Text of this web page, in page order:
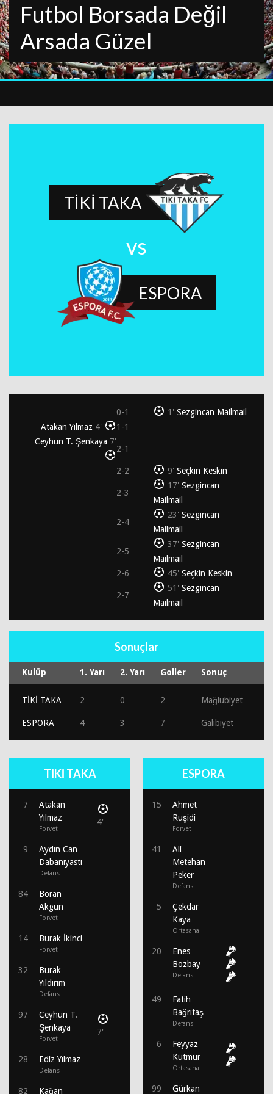
Futbol Borsada Değil
Arsada Güzel
TİKİ TAKA
vs
ESPORA
0-1 1' Sezgincan Mailmail
Atakan Yılmaz 4'
1-1
Ceyhun T. Şenkaya 7'
2-1
2-2 9' Seçkin Keskin
2-3
17' Sezgincan
Mailmail
2-4
23' Sezgincan
Mailmail
2-5
37' Sezgincan
Mailmail
2-6
45' Seçkin Keskin
2-7
51' Sezgincan
Mailmail
Sonuçlar
Kulüp 1. Yarı 2. Yarı Goller Sonuç
TİKİ TAKA 2 0 2 Mağlubiyet
ESPORA 4 3 7 Galibiyet
TİKİ TAKA
7
Atakan
Yılmaz
Forvet
4'
9
Aydın Can
Dabanıyastı
Defans
84
Boran
Akgün
Forvet
14 Burak İkinci
Forvet
32
Burak
Yıldırım
Defans
97
Ceyhun T.
Şenkaya
Forvet
7'
28 Ediz Yılmaz
Defans
82 Kağan
ESPORA
15
Ahmet
Ruşidi
Forvet
41
Ali
Metehan
Peker
Defans
5
Çekdar
Kaya
Ortasaha
20
Enes
Bozbay
Defans
49
Fatih
Bağrıtaş
Defans
6
Feyyaz
Kütmür
Ortasaha
99 Gürkan